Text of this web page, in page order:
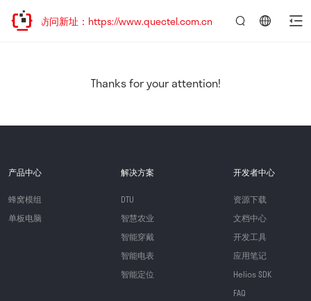
，欢迎访问新址：https://www.quectel.com.cn
Thanks for your attention!
产品中心
蜂窝模组
单板电脑
解决方案
DTU
智慧农业
智能穿戴
智能电表
智能定位
开发者中心
资源下载
文档中心
开发工具
应用笔记
Helios SDK
FAQ